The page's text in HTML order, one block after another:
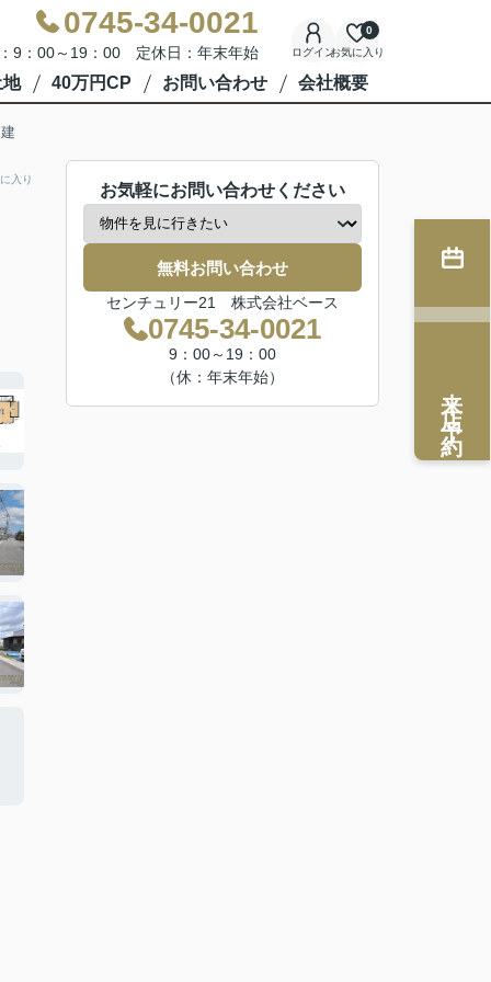
0745-34-0021
9：00～19：00 定休日：年末年始 ログインお気に入り
0
40万円CP お問い合わせ 会社概要
入り
お気軽にお問い合わせください
無料お問い合わせ
センチュリー21 株式会社ベース
0745-34-0021
9：00～19：00
（休：年末年始）
来店予約